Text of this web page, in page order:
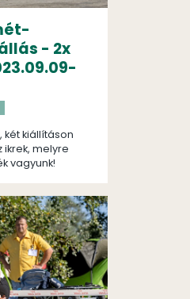
- 2x
két kiállításon
ikrek, melyre
vagyunk!